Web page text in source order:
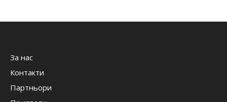
За нас
Контакти
Партньори